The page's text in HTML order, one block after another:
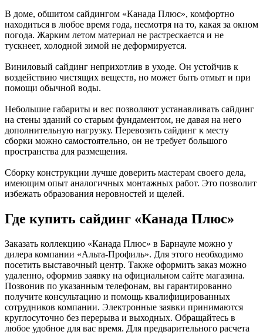
В доме, обшитом сайдингом «Канада Плюс», комфортно
находиться в любое время года, несмотря на то, какая за окном
погода. Жарким летом материал не растрескается и не
тускнеет, холодной зимой не деформируется.
Виниловый сайдинг неприхотлив в уходе. Он устойчив к
воздействию чистящих веществ, но может быть отмыт и при
помощи обычной воды.
Небольшие габариты и вес позволяют устанавливать сайдинг
на стены зданий со старым фундаментом, не давая на него
дополнительную нагрузку. Перевозить сайдинг к месту
сборки можно самостоятельно, он не требует большого
пространства для размещения.
Сборку конструкции лучше доверить мастерам своего дела,
имеющим опыт аналогичных монтажных работ. Это позволит
избежать образования неровностей и щелей.
Где купить сайдинг «Канада Плюс»
Заказать коллекцию «Канада Плюс» в Барнауле можно у
дилера компании «Альта-Профиль». Для этого необходимо
посетить выставочный центр. Также оформить заказ можно
удаленно, оформив заявку на официальном сайте магазина.
Позвонив по указанным телефонам, вы гарантированно
получите консультацию и помощь квалифицированных
сотрудников компании. Электронные заявки принимаются
круглосуточно без перерыва и выходных. Обращайтесь в
любое удобное для вас время. Для предварительного расчета